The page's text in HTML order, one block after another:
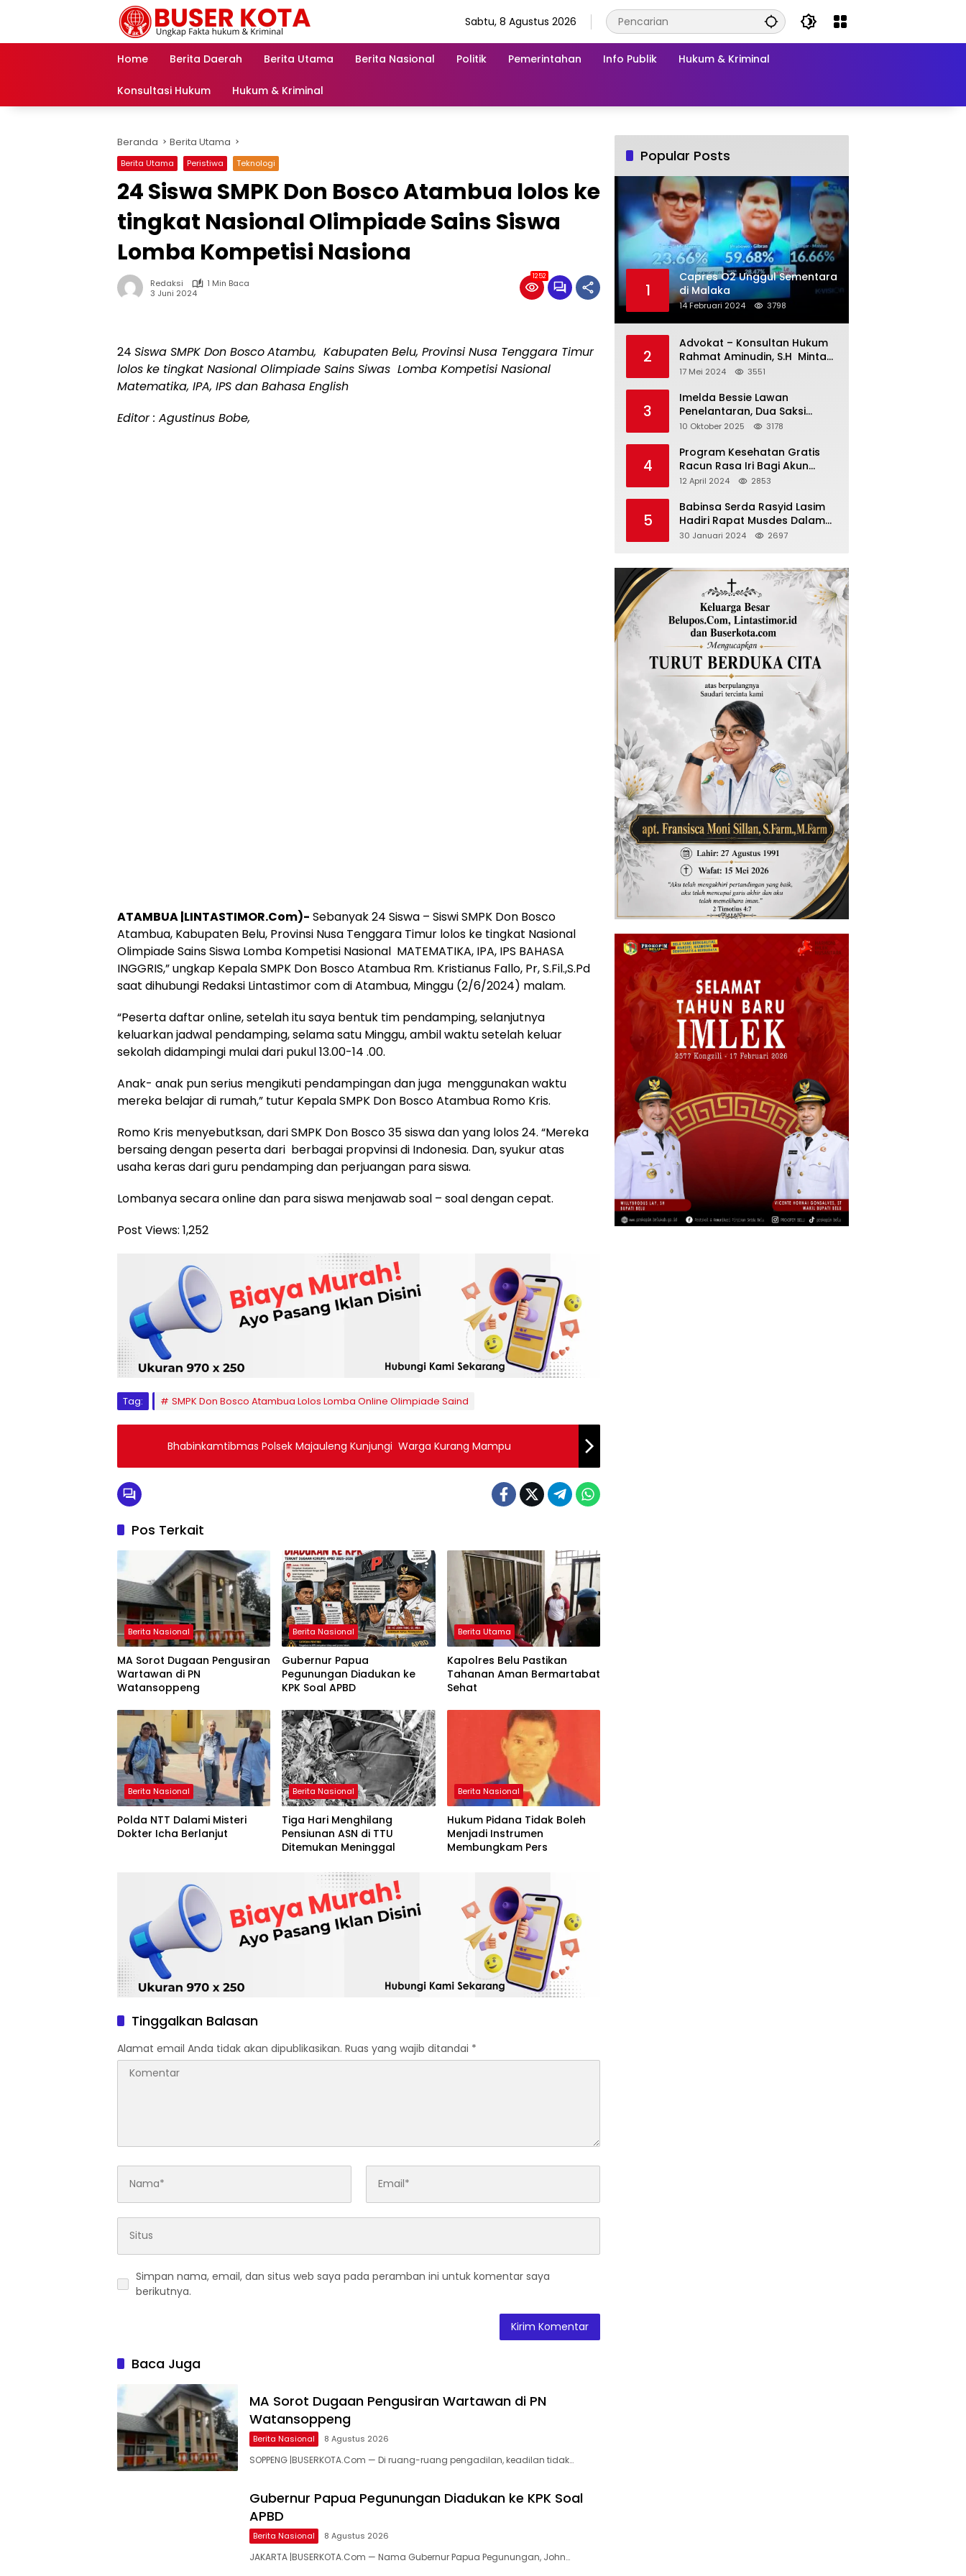
Sabtu, 8 Agustus 2026
Home Berita Daerah Berita Utama Berita Nasional Politik Pemerintahan Info Publik Hukum & Kriminal
Konsultasi Hukum Hukum & Kriminal
Beranda Berita Utama
Berita Utama Peristiwa Teknologi
24 Siswa SMPK Don Bosco Atambua lolos ke
tingkat Nasional Olimpiade Sains Siswa
Lomba Kompetisi Nasiona
Redaksi
1 Min Baca
3 Juni 2024
1252
24 Siswa SMPK Don BoscoAtambu, Kabupaten Belu, Provinsi Nusa Tenggara Timur
lolos ke tingkat Nasional Olimpiade Sains Siwas Lomba Kompetisi Nasional
Matematika, IPA, IPS dan Bahasa English
Editor : Agustinus Bobe,
ATAMBUA |LINTASTIMOR.Com)- Sebanyak 24 Siswa – Siswi SMPK Don Bosco
Atambua, Kabupaten Belu, Provinsi Nusa Tenggara Timur lolos ke tingkat Nasional
Olimpiade Sains Siswa Lomba Kompetisi Nasional MATEMATIKA, IPA, IPS BAHASA
INGGRIS,” ungkap Kepala SMPK Don Bosco Atambua Rm. Kristianus Fallo, Pr, S.Fil.,S.Pd
saat dihubungi Redaksi Lintastimor com di Atambua, Minggu (2/6/2024) malam.
“Peserta daftar online, setelah itu saya bentuk tim pendamping, selanjutnya
keluarkan jadwal pendamping, selama satu Minggu, ambil waktu setelah keluar
sekolah didampingi mulai dari pukul 13.00-14 .00.
Anak- anak pun serius mengikuti pendampingan dan juga menggunakan waktu
mereka belajar di rumah,” tutur Kepala SMPK Don Bosco Atambua Romo Kris.
Romo Kris menyebutksan, dari SMPK Don Bosco 35 siswa dan yang lolos 24. “Mereka
bersaing dengan peserta dari berbagai propvinsi di Indonesia. Dan, syukur atas
usaha keras dari guru pendamping dan perjuangan para siswa.
Lombanya secara online dan para siswa menjawab soal – soal dengan cepat.
Post Views: 1,252
Tag: SMPK Don Bosco Atambua Lolos Lomba Online Olimpiade Saind
Bhabinkamtibmas Polsek Majauleng Kunjungi Warga Kurang Mampu
Pos Terkait
Berita Nasional
MA Sorot Dugaan Pengusiran
Wartawan di PN
Watansoppeng
Berita Nasional
Gubernur Papua
Pegunungan Diadukan ke
KPK Soal APBD
Berita Utama
Kapolres Belu Pastikan
Tahanan Aman Bermartabat
Sehat
Berita Nasional
Polda NTT Dalami Misteri
Dokter Icha Berlanjut
Berita Nasional
Tiga Hari Menghilang
Pensiunan ASN di TTU
Ditemukan Meninggal
Berita Nasional
Hukum Pidana Tidak Boleh
Menjadi Instrumen
Membungkam Pers
Tinggalkan Balasan
Alamat email Anda tidak akan dipublikasikan. Ruas yang wajib ditandai *
Simpan nama, email, dan situs web saya pada peramban ini untuk komentar saya
berikutnya.
Baca Juga
MA Sorot Dugaan Pengusiran Wartawan di PN
Watansoppeng
Berita Nasional 8 Agustus 2026
SOPPENG |BUSERKOTA.Com — Di ruang-ruang pengadilan, keadilan tidak…
Gubernur Papua Pegunungan Diadukan ke KPK Soal
APBD
Berita Nasional 8 Agustus 2026
JAKARTA |BUSERKOTA.Com — Nama Gubernur Papua Pegunungan, John…
Popular Posts
1
Capres O2 Unggul Sementara
di Malaka
14 Februari 2024 3798
2
Advokat – Konsultan Hukum
Rahmat Aminudin, S.H Minta
“Polisi Segara Tuntaskan
17 Mei 2024 3551
3
Imelda Bessie Lawan
Penelantaran, Dua Saksi
Diperiksa
10 Oktober 2025 3178
4
Program Kesehatan Gratis
Racun Rasa Iri Bagi Akun
Palsu Medsos
12 April 2024 2853
5
Babinsa Serda Rasyid Lasim
Hadiri Rapat Musdes Dalam
Pebahasan RAPBDES Bereliku
30 Januari 2024 2697